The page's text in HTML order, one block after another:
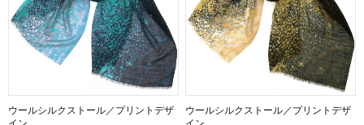
ウールシルクストール／プリントデザ
ウールシルクストール／プリントデザ